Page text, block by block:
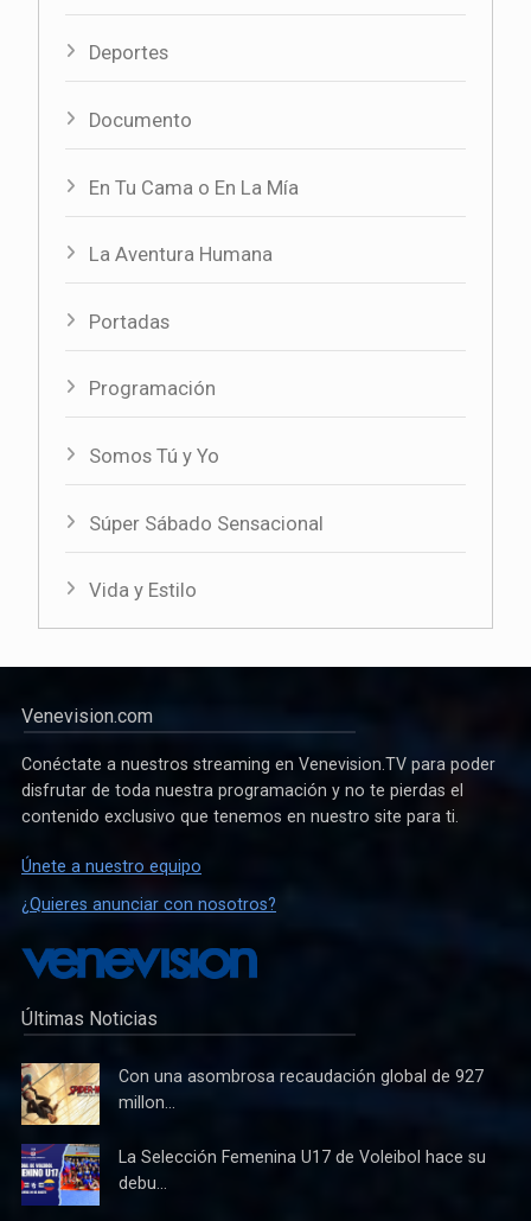
Deportes
Documento
En Tu Cama o En La Mía
La Aventura Humana
Portadas
Programación
Somos Tú y Yo
Súper Sábado Sensacional
Vida y Estilo
Venevision.com
Conéctate a nuestros streaming en Venevision.TV para poder
disfrutar de toda nuestra programación y no te pierdas el
contenido exclusivo que tenemos en nuestro site para ti.
Únete a nuestro equipo
¿Quieres anunciar con nosotros?
Últimas Noticias
Con una asombrosa recaudación global de 927
millon...
La Selección Femenina U17 de Voleibol hace su
debu...